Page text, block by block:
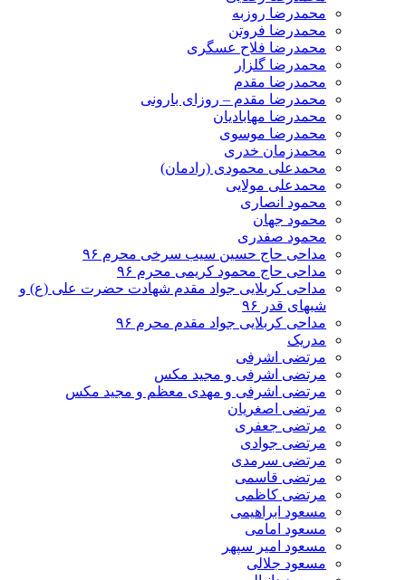
محمدرضا روزبه
محمدرضا فروتن
محمدرضا فلاح عسگری
محمدرضا گلزار
محمدرضا مقدم
محمدرضا مقدم – روزای بارونی
محمدرضا مهابادیان
محمدرضا موسوی
محمدزمان خدری
محمدعلی محمودی (رادمان)
محمدعلی مولایی
محمود انصاری
محمود جهان
محمود صفدری
مداحی حاج حسین سیب سرخی محرم ۹۶
مداحی حاج محمود کریمی محرم ۹۶
مداحی کربلایی جواد مقدم شهادت حضرت علی (ع) و
شبهای قدر ۹۶
مداحی کربلایی جواد مقدم محرم ۹۶
مدریک
مرتضی اشرفی
مرتضی اشرفی و مجید مکس
مرتضی اشرفی و مهدی معظم و مجید مکس
مرتضی اصغریان
مرتضی جعفری
مرتضی جوادی
مرتضی سرمدی
مرتضی قاسمی
مرتضی کاظمی
مسعود ابراهیمی
مسعود امامی
مسعود امیر سپهر
مسعود جلالی